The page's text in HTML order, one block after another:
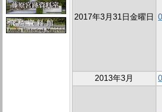
2017年3月31日金曜日
2013年3月